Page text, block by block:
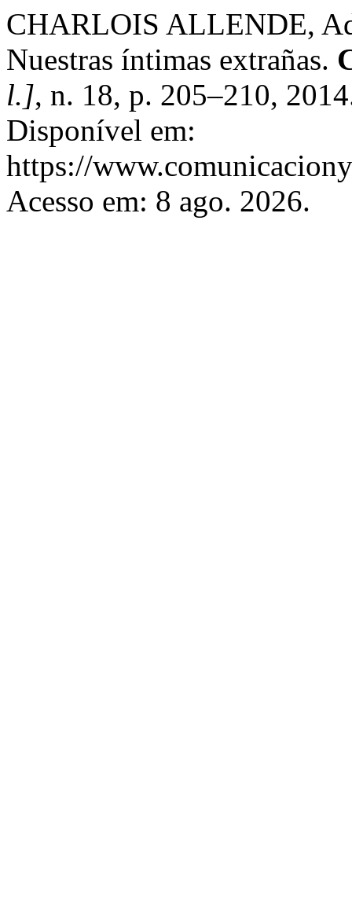
CHARLOIS ALLENDE,
Nuestras íntimas extrañas.
l.], n. 18, p. 205–210,
Disponível em:
https://
Acesso em: 8 ago. 2026.